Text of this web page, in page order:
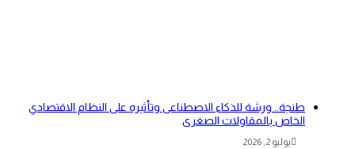
طنجة.. ورشة للذكاء الاصطناعى وتأثيره على النظام الاقتصادي
الخاص بالمقاولات الصغرى
يوليو 2, 2026